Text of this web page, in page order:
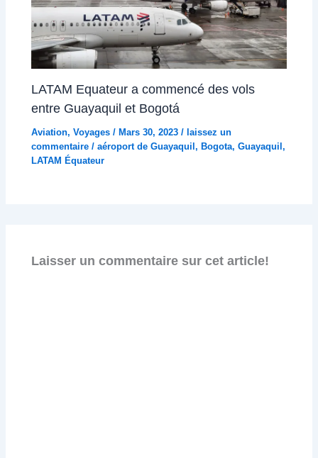
LATAM Equateur a commencé des vols
entre Guayaquil et Bogotá
Aviation,Voyages /Mars 30, 2023/laissez un
commentaire /aéroport de Guayaquil,Bogota,Guayaquil,
LATAM Équateur
Laisser un commentaire sur cet article!